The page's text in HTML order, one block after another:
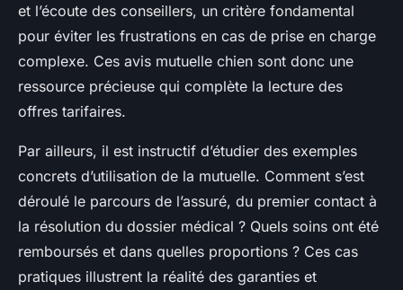
et l’écoute des conseillers, un critère fondamental
pour éviter les frustrations en cas de prise en charge
complexe. Ces avis mutuelle chien sont donc une
ressource précieuse qui complète la lecture des
offres tarifaires.
Par ailleurs, il est instructif d’étudier des exemples
concrets d’utilisation de la mutuelle. Comment s’est
déroulé le parcours de l’assuré, du premier contact à
la résolution du dossier médical ? Quels soins ont été
remboursés et dans quelles proportions ? Ces cas
pratiques illustrent la réalité des garanties et